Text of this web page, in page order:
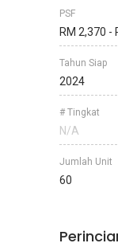
PSF
RM 2,370 -
Tahun Siap
2024
# Tingkat
N/A
Jumlah Unit
60